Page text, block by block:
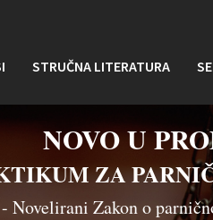
STRUČNA LITERATURA
NOVO U
ZA
- Novelirani Zakon o